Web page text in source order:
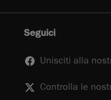
Seguici
Unisciti alla
Controlla le